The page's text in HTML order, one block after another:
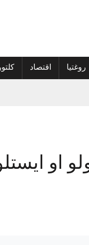
روغتیا اقتصاد
وشوه
او